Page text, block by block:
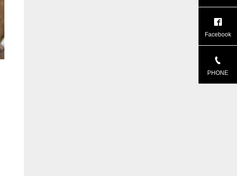
Facebook
PHONE